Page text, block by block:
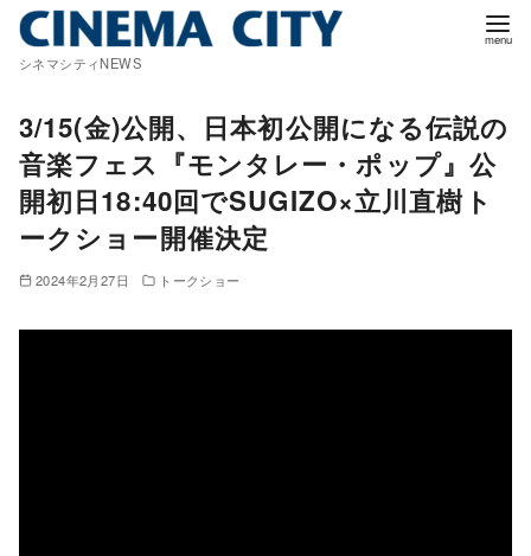
シネマシティNEWS
3/15(金)公開、日本初公開になる伝説の
音楽フェス『モンタレー・ポップ』公
開初日18:40回でSUGIZO×立川直樹ト
ークショー開催決定
2024年2月27日 トークショー